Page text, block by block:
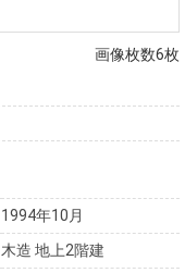
画像枚数6枚
1994年10月
木造 地上2階建